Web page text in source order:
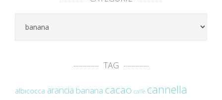
Categorie
TAG
albicocca arancia banana cacao caffè cannella